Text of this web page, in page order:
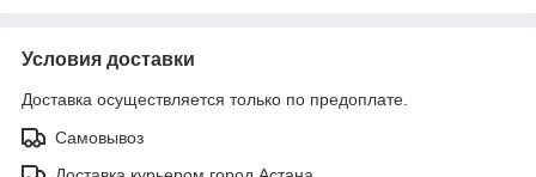
Условия доставки
Доставка осуществляется только по предоплате.
Самовывоз